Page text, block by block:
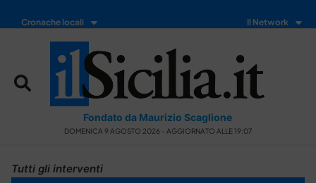
Cronache locali Il Network
Fondato da Maurizio Scaglione
DOMENICA 9 AGOSTO 2026 - AGGIORNATO ALLE 19:07
Tutti gli interventi